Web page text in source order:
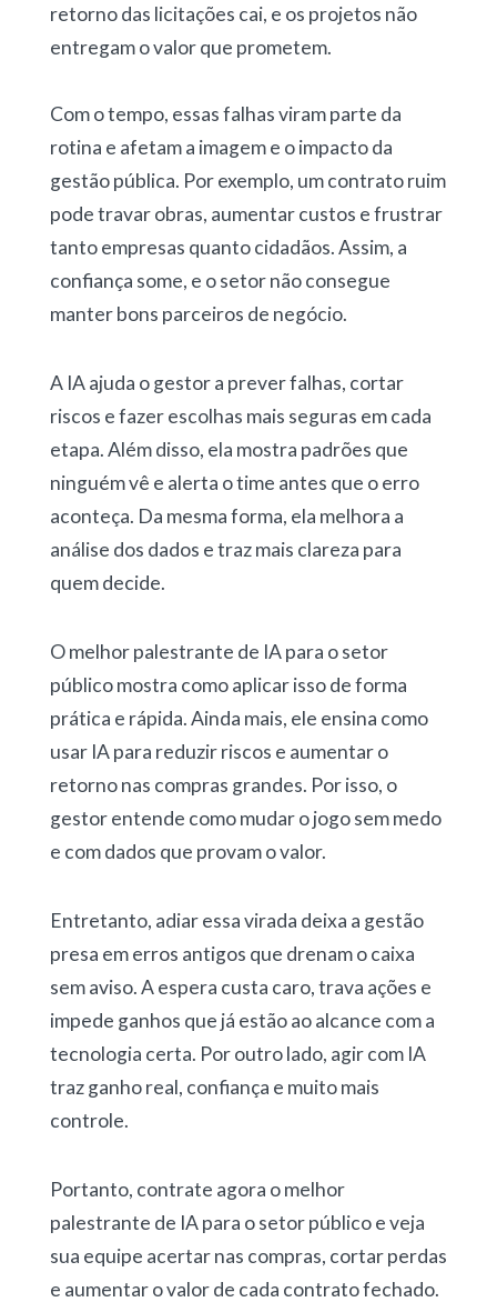
retorno das licitações cai, e os projetos não
entregam o valor que prometem.
Com o tempo, essas falhas viram parte da
rotina e afetam a imagem e o impacto da
gestão pública. Por exemplo, um contrato ruim
pode travar obras, aumentar custos e frustrar
tanto empresas quanto cidadãos. Assim, a
confiança some, e o setor não consegue
manter bons parceiros de negócio.
A IA ajuda o gestor a prever falhas, cortar
riscos e fazer escolhas mais seguras em cada
etapa. Além disso, ela mostra padrões que
ninguém vê e alerta o time antes que o erro
aconteça. Da mesma forma, ela melhora a
análise dos dados e traz mais clareza para
quem decide.
O melhor palestrante de IA para o setor
público mostra como aplicar isso de forma
prática e rápida. Ainda mais, ele ensina como
usar IA para reduzir riscos e aumentar o
retorno nas compras grandes. Por isso, o
gestor entende como mudar o jogo sem medo
e com dados que provam o valor.
Entretanto, adiar essa virada deixa a gestão
presa em erros antigos que drenam o caixa
sem aviso. A espera custa caro, trava ações e
impede ganhos que já estão ao alcance com a
tecnologia certa. Por outro lado, agir com IA
traz ganho real, confiança e muito mais
controle.
Portanto, contrate agora o melhor
palestrante de IA para o setor público e veja
sua equipe acertar nas compras, cortar perdas
e aumentar o valor de cada contrato fechado.